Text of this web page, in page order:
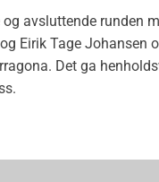
og avsluttende runden
Eirik Tage Johansen
Det ga